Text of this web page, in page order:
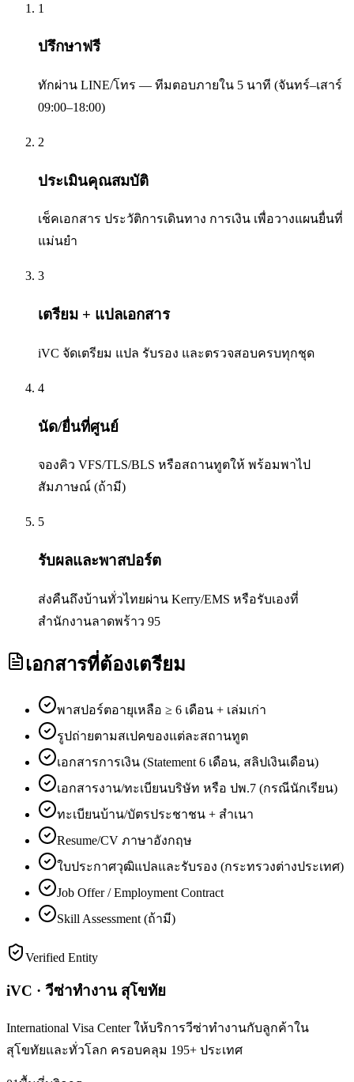
1
ปรึกษาฟรี
ทักผ่าน LINE/โทร — ทีมตอบภายใน 5 นาที (จันทร์–เสาร์
09:00–18:00)
2
ประเมินคุณสมบัติ
เช็คเอกสาร ประวัติการเดินทาง การเงิน เพื่อวางแผนยื่นที่
แม่นยำ
3
เตรียม + แปลเอกสาร
iVC จัดเตรียม แปล รับรอง และตรวจสอบครบทุกชุด
4
นัด/ยื่นที่ศูนย์
จองคิว VFS/TLS/BLS หรือสถานทูตให้ พร้อมพาไป
สัมภาษณ์ (ถ้ามี)
5
รับผลและพาสปอร์ต
ส่งคืนถึงบ้านทั่วไทยผ่าน Kerry/EMS หรือรับเองที่
สำนักงานลาดพร้าว 95
เอกสารที่ต้องเตรียม
พาสปอร์ตอายุเหลือ ≥ 6 เดือน + เล่มเก่า
รูปถ่ายตามสเปคของแต่ละสถานทูต
เอกสารการเงิน (Statement 6 เดือน, สลิปเงินเดือน)
เอกสารงาน/ทะเบียนบริษัท หรือ ปพ.7 (กรณีนักเรียน)
ทะเบียนบ้าน/บัตรประชาชน + สำเนา
Resume/CV ภาษาอังกฤษ
ใบประกาศวุฒิแปลและรับรอง (กระทรวงต่างประเทศ)
Job Offer / Employment Contract
Skill Assessment (ถ้ามี)
Verified Entity
iVC · วีซ่าทำงาน สุโขทัย
International Visa Center ให้บริการวีซ่าทำงานกับลูกค้าใน
สุโขทัยและทั่วโลก ครอบคลุม 195+ ประเทศ